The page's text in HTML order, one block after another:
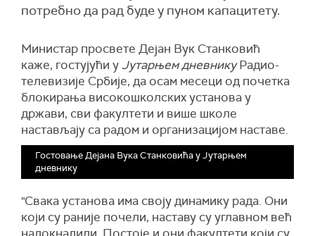
потребно да рад буде у пуном капацитету.
Министар просвете Дејан Вук Станковић
каже, гостујући у Јутарњем дневникуРадио-
телевизије Србије, да осам месеци од почетка
блокирања високошколских установа у
држави, сви факултети и више школе
настављају са радом и организацијом наставе.
Гостовање Дејана Вука Станковића у Јутарњем
дневнику
"Свака установа има своју динамику рада. Они
који су раније почели, наставу су углавном већ